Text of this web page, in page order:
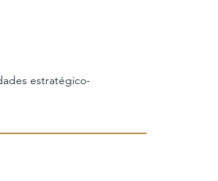
estratégico-